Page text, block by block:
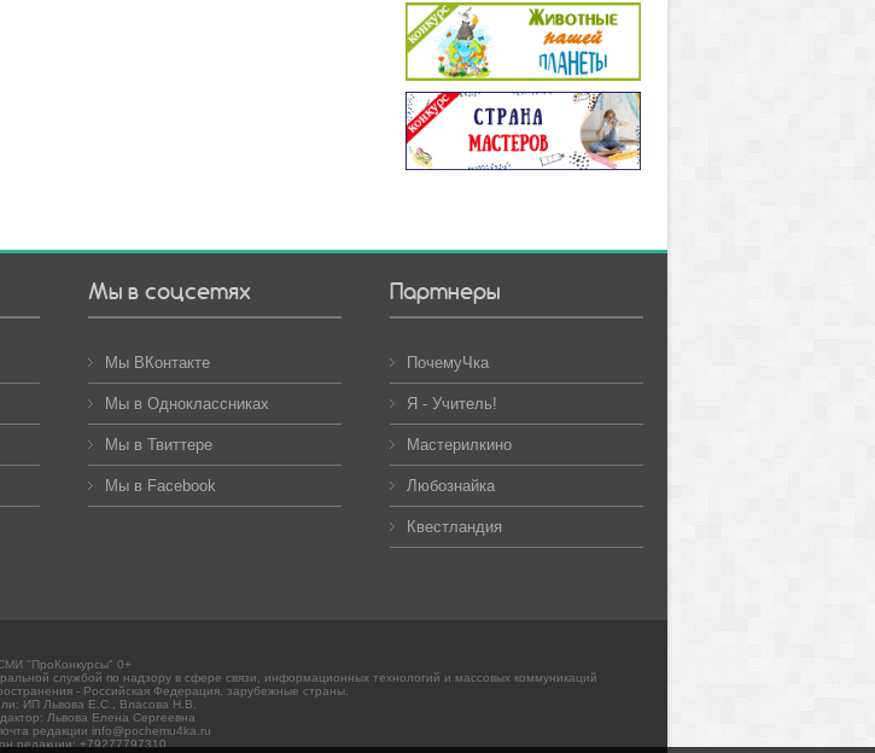
Мы в соцсетях
Мы ВКонтакте
Мы в Одноклассниках
Мы в Твиттере
Мы в Facebook
Партнеры
ПочемуЧка
Я - Учитель!
Мастерилкино
Любознайка
Квестландия
"ПроКонкурсы" 0+
службой по надзору в сфере связи, информационных технологий и массовых коммуникаций
- Российская Федерация, зарубежные страны.
ИП Львова Е.С., Власова Н.В.
Львова Елена Сергеевна
редакции info@pochemu4ka.ru
редакции: +79277797310